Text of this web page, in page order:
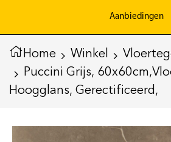
Aanbiedingen
Home Winkel
Puccini Grijs,
Hoogglans, Gerectificeerd,